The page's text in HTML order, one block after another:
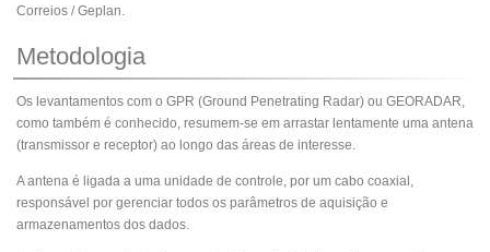
Correios / Geplan.
Metodologia
Os levantamentos com o GPR (Ground Penetrating Radar) ou GEORADAR,
como também é conhecido, resumem-se em arrastar lentamente uma antena
(transmissor e receptor) ao longo das áreas de interesse.
A antena é ligada a uma unidade de controle, por um cabo coaxial,
responsável por gerenciar todos os parâmetros de aquisição e
armazenamentos dos dados.